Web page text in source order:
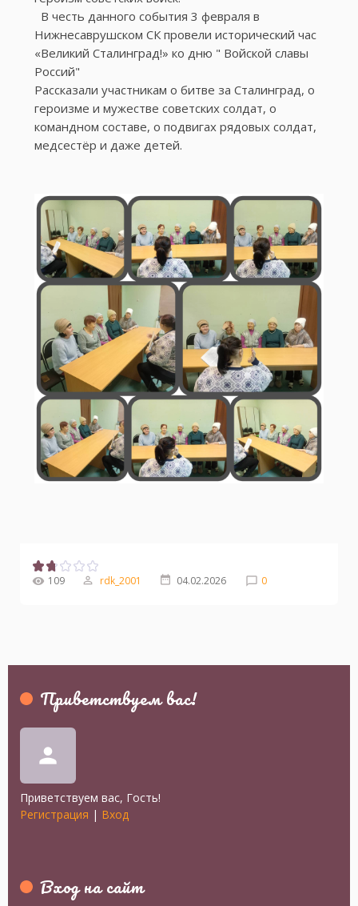
В честь данного события 3 февраля в
Нижнесаврушском СК провели исторический час
«Великий Сталинград!» ко дню " Войской славы
Россий"
Рассказали участникам о битве за Сталинград, о
героизме и мужестве советских солдат, о
командном составе, о подвигах рядовых солдат,
медсестёр и даже детей.
109 rdk_2001 04.02.2026 0
Приветствуем вас!
person
Приветствуем вас, Гость!
Регистрация | Вход
Вход на сайт